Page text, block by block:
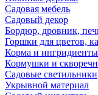
Садовая мебель
Садовый декор
Бордюр, дровник,
Горшки для цветов,
Корма и ингридиенты
Кормушки и
Садовые светильники
Укрывной материал